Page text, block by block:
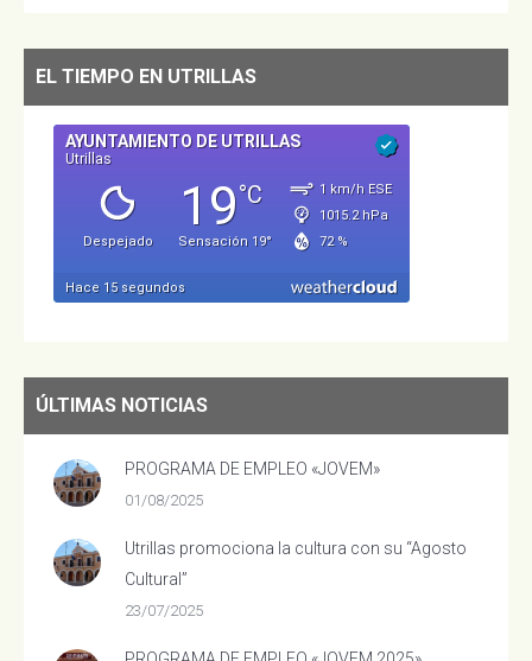
EL TIEMPO EN UTRILLAS
ÚLTIMAS NOTICIAS
PROGRAMA DE EMPLEO «JOVEM»
01/08/2025
Utrillas promociona la cultura con su “Agosto
Cultural”
23/07/2025